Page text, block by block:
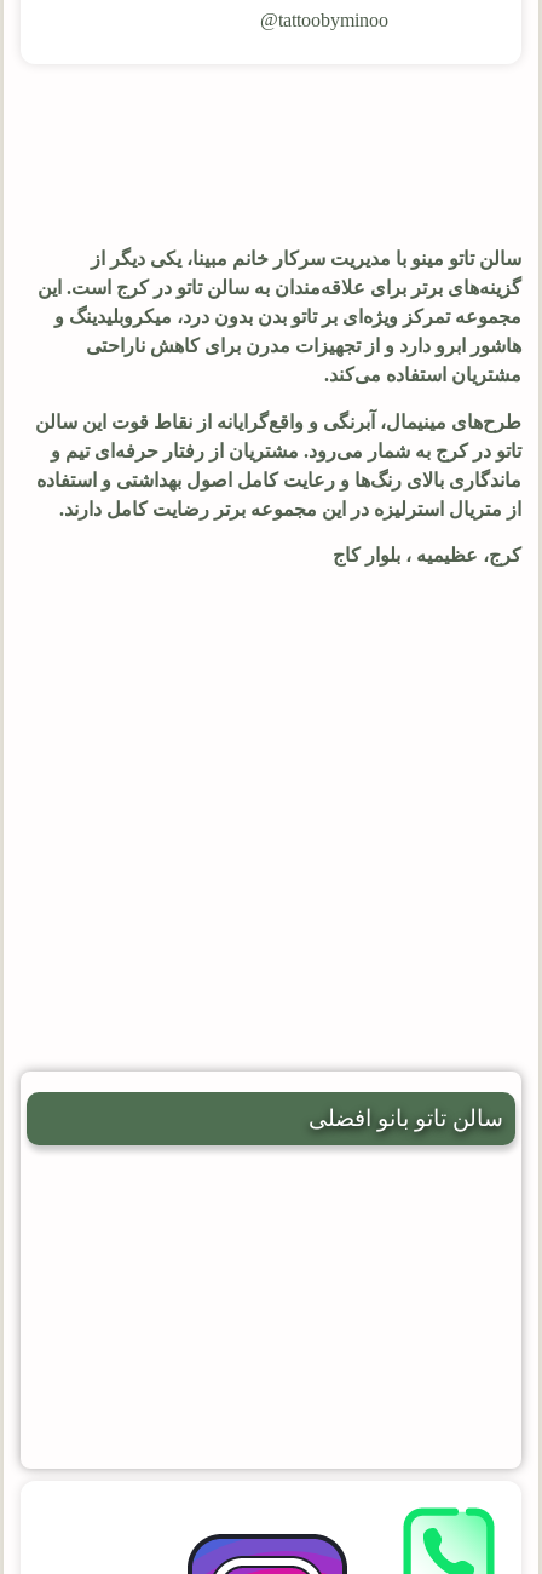
tattoobyminoo@
سالن تاتو مینو با مدیریت سرکار خانم مبینا، یکی دیگر از
گزینه‌های برتر برای علاقه‌مندان به سالن تاتو در کرج است. این
مجموعه تمرکز ویژه‌ای بر تاتو بدن بدون درد، میکروبلیدینگ و
هاشور ابرو دارد و از تجهیزات مدرن برای کاهش ناراحتی
مشتریان استفاده می‌کند.
طرح‌های مینیمال، آبرنگی و واقع‌گرایانه از نقاط قوت این سالن
تاتو در کرج به شمار می‌رود. مشتریان از رفتار حرفه‌ای تیم و
ماندگاری بالای رنگ‌ها و رعایت کامل اصول بهداشتی و استفاده
از متریال استرلیزه در این مجموعه برتر رضایت کامل دارند.
کرج، عظیمیه ، بلوار کاج
سالن تاتو بانو افضلی